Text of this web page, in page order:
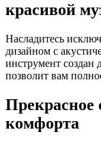
красивой
Насладитесь
дизайном с
инструмент создан
позволит вам
Прекрасное
комфорта